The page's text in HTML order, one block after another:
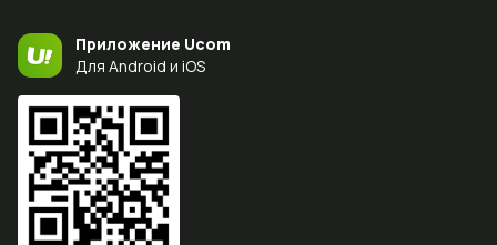
Приложение Ucom
Для Android и iOS